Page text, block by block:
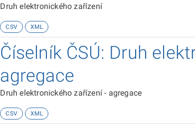
Druh elektronického zařízení
CSV XML
Číselník ČSÚ: Druh
agregace
Druh elektronického zařízení - agregace
CSV XML